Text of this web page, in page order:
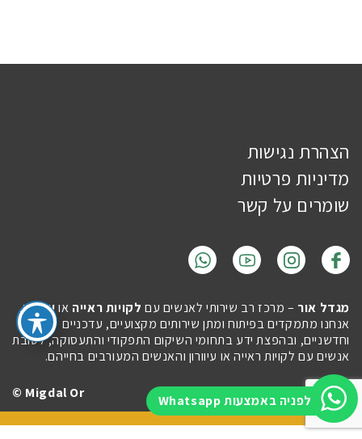
לפניה באמצעות Whatsapp
הצהרת נגישות
מדיניות פרטיות
שומרים על קשר
מגדל אור – מרכז רב שירותי לאנשים עם לקויות ראייה אועיוורון.
אנחנו מתמקדים בפיתוח ומתן שירותים מקצועיים, עדכניים
וחדשניים, ובהפצת ידע בתחומי השיקום התפקודי והתעסוקה, לטובת
אנשים עם לקויות ראייה או עיוורון והאנשים המעורבים בחייהם.
Imaginet
Migdal Or ©